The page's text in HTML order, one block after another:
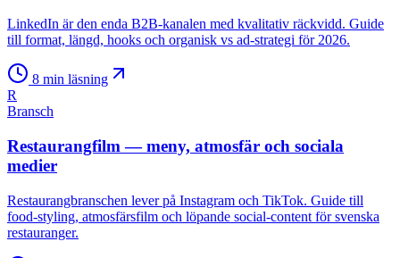
LinkedIn är den enda B2B-kanalen med kvalitativ räckvidd. Guide
till format, längd, hooks och organisk vs ad-strategi för 2026.
8 min läsning
R
Bransch
Restaurangfilm — meny, atmosfär och sociala
medier
Restaurangbranschen lever på Instagram och TikTok. Guide till
food-styling, atmosfärsfilm och löpande social-content för svenska
restauranger.